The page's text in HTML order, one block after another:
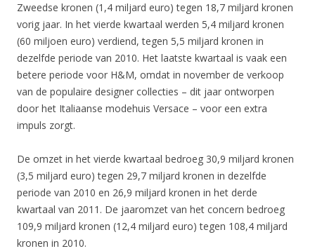
Zweedse kronen (1,4 miljard euro) tegen 18,7 miljard kronen
vorig jaar. In het vierde kwartaal werden 5,4 miljard kronen
(60 miljoen euro) verdiend, tegen 5,5 miljard kronen in
dezelfde periode van 2010. Het laatste kwartaal is vaak een
betere periode voor H&M, omdat in november de verkoop
van de populaire designer collecties – dit jaar ontworpen
door het Italiaanse modehuis Versace – voor een extra
impuls zorgt.
De omzet in het vierde kwartaal bedroeg 30,9 miljard kronen
(3,5 miljard euro) tegen 29,7 miljard kronen in dezelfde
periode van 2010 en 26,9 miljard kronen in het derde
kwartaal van 2011. De jaaromzet van het concern bedroeg
109,9 miljard kronen (12,4 miljard euro) tegen 108,4 miljard
kronen in 2010.